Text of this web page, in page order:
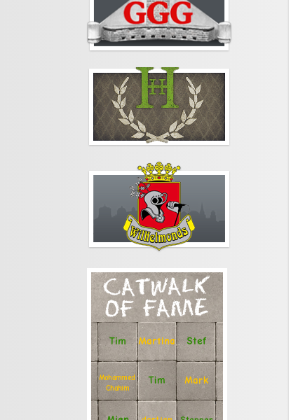
CATWALK
OF FAME
Tim Martina Stef
Mohammed
Chahim
Tim Mark